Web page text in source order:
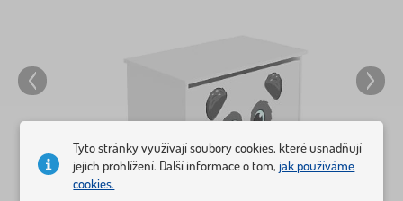
Tyto stránky využívají soubory cookies, které usnadňují
jejich prohlížení. Další informace o tom,jak používáme
cookies.